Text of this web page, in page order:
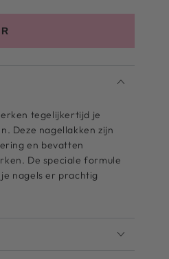
tegelijkertijd je
Deze nagellakken zijn
en bevatten
De speciale formule
nagels er prachtig